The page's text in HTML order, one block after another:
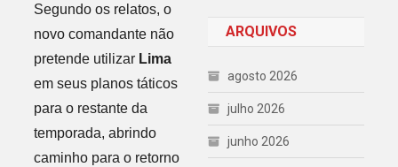
Segundo os relatos, o
novo comandante não
pretende utilizar Lima
em seus planos táticos
para o restante da
temporada, abrindo
caminho para o retorno
ARQUIVOS
agosto 2026
julho 2026
junho 2026